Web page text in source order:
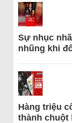
Sự nhục
nhũng khi
Hàng triệu
thành chuột